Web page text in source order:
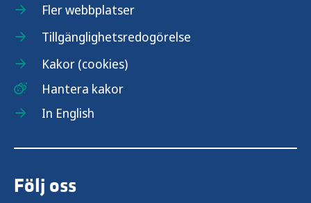
Fler webbplatser
Tillgänglighetsredogörelse
Kakor (cookies)
Hantera kakor
In English
Följ oss